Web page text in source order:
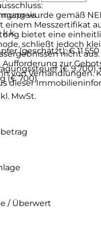
wurde gemäß
einem Messzertifikat
bietet eine
schließt jedoch
nicht
Aufforderung zur
von Verhandlungen.
dieser
k.k.
(geschätzt):€ 11.550
(€ 9.700)
(€ 700)
MwSt.
/ Überwert